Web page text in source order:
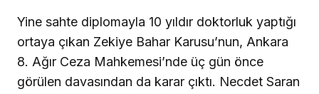
Yine sahte diplomayla 10 yıldır doktorluk yaptığı
ortaya çıkan Zekiye Bahar Karusu’nun, Ankara
8. Ağır Ceza Mahkemesi’nde üç gün önce
görülen davasından da karar çıktı. Necdet Saran